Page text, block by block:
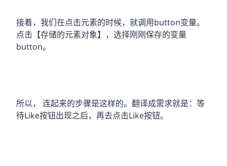
接着，我们在点击元素的时候，就调用button变量。
点击【存储的元素对象】，选择刚刚保存的变量
button。
所以， 连起来的步骤是这样的。翻译成需求就是：等
待Like按钮出现之后，再去点击Like按钮。